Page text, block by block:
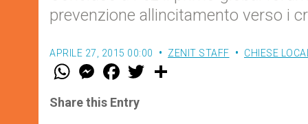
prevenzione allincitamento verso i
APRILE 27, 2015 00:00 ZENIT STAFF CHIESE LOCALI
W
t
s
M
e
s
e
F
a
e
b
w
Share this Entry